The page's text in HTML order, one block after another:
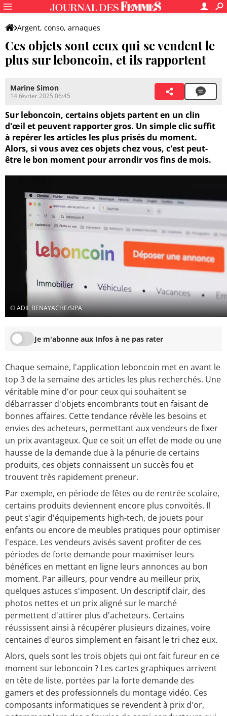
Argent, conso, arnaques
Ces objets sont ceux qui se vendent le
plus sur leboncoin, et ils rapportent
Marine Simon
14 février 2025 06:45
Sur leboncoin, certains objets partent en un clin
d'œil et peuvent rapporter gros. Un simple clic suffit
à repérer les articles les plus prisés du moment.
Alors, si vous avez ces objets chez vous, c'est peut-
être le bon moment pour arrondir vos fins de mois.
© ADIL BENAYACHE/SIPA
Je m'abonne aux Infos à ne pas rater
Chaque semaine, l'application leboncoin met en avant le
top 3 de la semaine des articles les plus recherchés. Une
véritable mine d'or pour ceux qui souhaitent se
débarrasser d'objets encombrants tout en faisant de
bonnes affaires. Cette tendance révèle les besoins et
envies des acheteurs, permettant aux vendeurs de fixer
un prix avantageux. Que ce soit un effet de mode ou une
hausse de la demande due à la pénurie de certains
produits, ces objets connaissent un succès fou et
trouvent très rapidement preneur.
Par exemple, en période de fêtes ou de rentrée scolaire,
certains produits deviennent encore plus convoités. Il
peut s'agir d'équipements high-tech, de jouets pour
enfants ou encore de meubles pratiques pour optimiser
l'espace. Les vendeurs avisés savent profiter de ces
périodes de forte demande pour maximiser leurs
bénéfices en mettant en ligne leurs annonces au bon
moment. Par ailleurs, pour vendre au meilleur prix,
quelques astuces s'imposent. Un descriptif clair, des
photos nettes et un prix aligné sur le marché
permettent d'attirer plus d'acheteurs. Certains
réussissent ainsi à récupérer plusieurs dizaines, voire
centaines d'euros simplement en faisant le tri chez eux.
Alors, quels sont les trois objets qui ont fait fureur en ce
moment sur leboncoin ? Les cartes graphiques arrivent
en tête de liste, portées par la forte demande des
gamers et des professionnels du montage vidéo. Ces
composants informatiques se revendent à prix d'or,